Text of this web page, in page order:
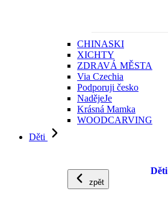
CHINASKI
XICHTY
ZDRAVÁ MĚSTA
Via Czechia
Podporuji česko
NadějeJe
Krásná Mamka
WOODCARVING
Děti
zpět
Děti